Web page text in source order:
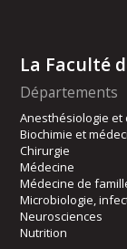
La Faculté
Départements
Anesthésiologie
Biochimie et
Chirurgie
Médecine
Médecine de
Microbiologie,
Neurosciences
Nutrition